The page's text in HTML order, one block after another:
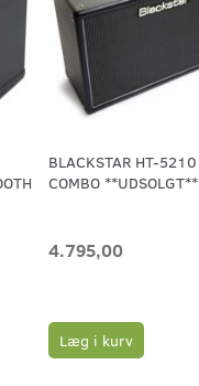
BLACKSTAR HT-5210
COMBO **UDSOLGT**
4.795,00
Læg i kurv